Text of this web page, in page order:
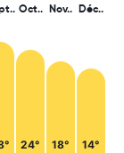
Oct..
24°
Nov..
18°
Déc..
14°